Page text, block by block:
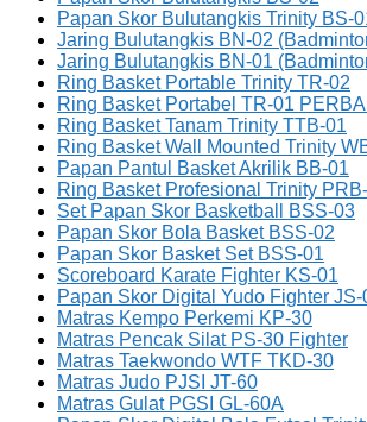
Papan Skor Bulutangkis Trinity BS-
Jaring Bulutangkis BN-02
Jaring Bulutangkis BN-01
Ring Basket Portable Trinity TR-02
Ring Basket Portabel TR-01
Ring Basket Tanam Trinity TTB-01
Ring Basket Wall Mounted Trinity
Papan Pantul Basket Akrilik BB-01
Ring Basket Profesional Trinity
Set Papan Skor Basketball BSS-03
Papan Skor Bola Basket BSS-02
Papan Skor Basket Set BSS-01
Scoreboard Karate Fighter KS-01
Papan Skor Digital Yudo Fighter JS-
Matras Kempo Perkemi KP-30
Matras Pencak Silat PS-30 Fighter
Matras Taekwondo WTF TKD-30
Matras Judo PJSI JT-60
Matras Gulat PGSI GL-60A